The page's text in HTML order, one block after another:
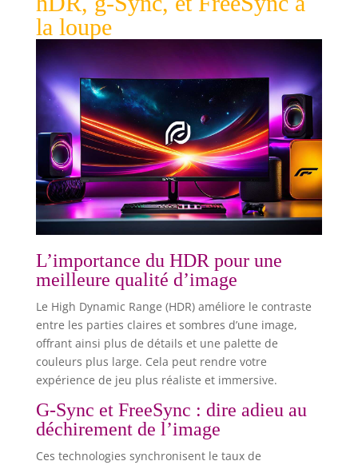
la loupe
L’importance du HDR pour une
meilleure qualité d’image
Le High Dynamic Range (HDR) améliore le contraste
entre les parties claires et sombres d’une image,
offrant ainsi plus de détails et une palette de
couleurs plus large. Cela peut rendre votre
expérience de jeu plus réaliste et immersive.
G-Sync et FreeSync : dire adieu au
déchirement de l’image
Ces technologies synchronisent le taux de